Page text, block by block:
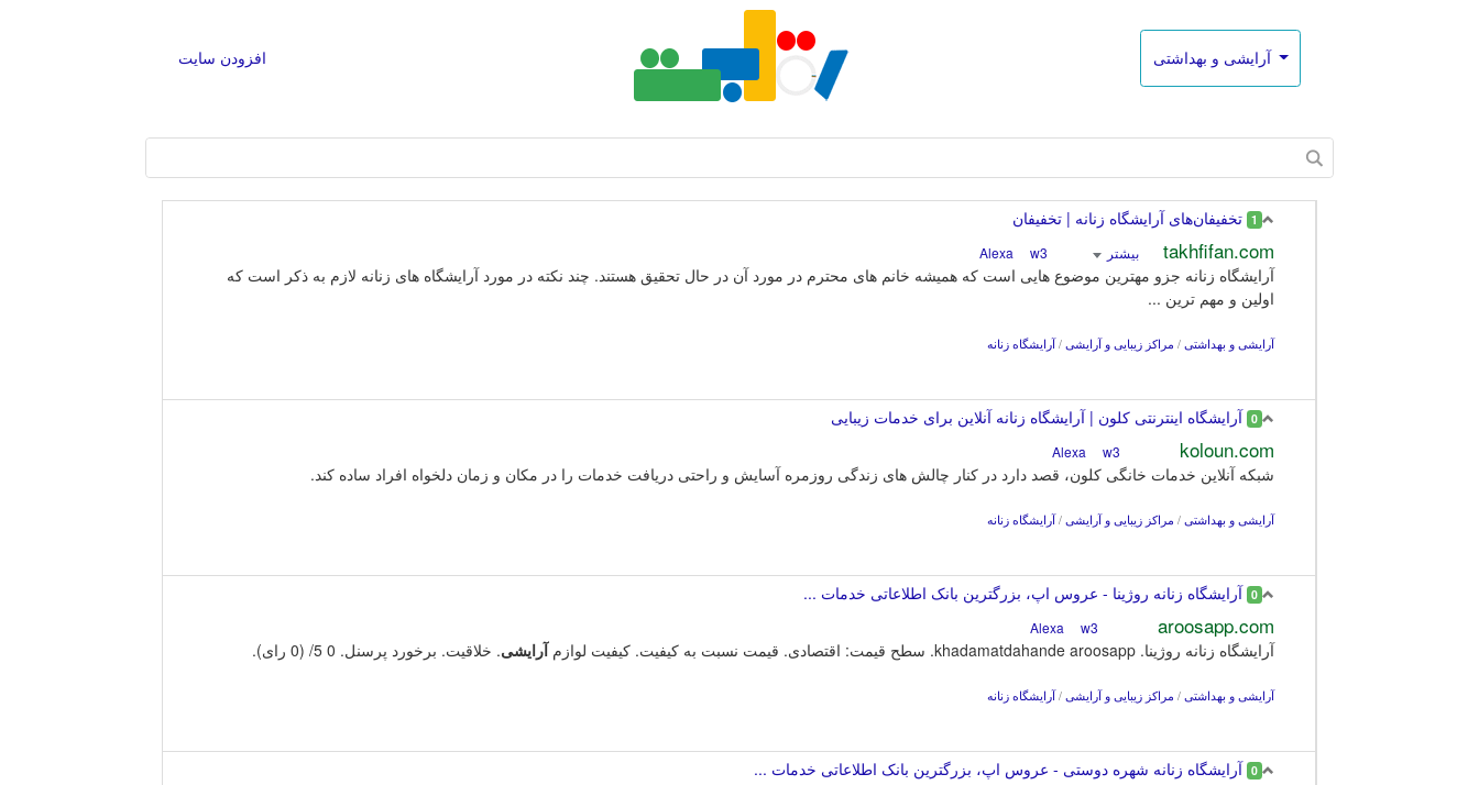
افزودن سایت آرایشی و بهداشتی
1 تخفیفان‌های آرایشگاه زنانه | تخفیفان
takhfifan.com بیشتر w3
آرایشگاه زنانه جزو مهترین موضوع هایی است که همیشه خانم های محترم در مورد آن در حال تحقیق هستند. چند نکته در مورد آرایشگاه های زنانه لازم به ذکر است که
اولین و مهم ترین ...
آرایشی و بهداشتی / مراکز زیبایی و آرایشی /آرایشگاه زنانه
0 آرایشگاه اینترنتی کلون | آرایشگاه زنانه آنلاین برای خدمات زیبایی
koloun.com
w3
شبکه آنلاین خدمات خانگی کلون، قصد دارد در کنار چالش های زندگی روزمره آسایش و راحتی دریافت خدمات را در مکان و زمان دلخواه افراد ساده کند.
آرایشی و بهداشتی / مراکز زیبایی و آرایشی /آرایشگاه زنانه
0 آرایشگاه زنانه روژینا - عروس اپ، بزرگترین بانک اطلاعاتی خدمات ...
aroosapp.com
w3
آرایشگاه زنانه روژینا. khadamatdahande aroosapp. سطح قیمت: اقتصادی. قیمت نسبت به کیفیت. کیفیت لوازم آرایشی. خلاقیت. برخورد پرسنل. 0 5/ (0 رای).
آرایشی و بهداشتی / مراکز زیبایی و آرایشی /آرایشگاه زنانه
0 آرایشگاه زنانه شهره دوستی - عروس اپ، بزرگترین بانک اطلاعاتی خدمات ...